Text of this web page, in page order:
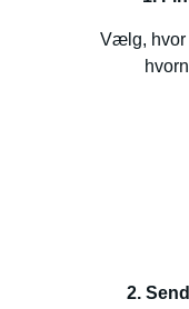
Vælg, hvor
2.